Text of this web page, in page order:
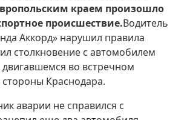
краем произошло
происшествие.Водитель
Аккорд» нарушил правила
столкновение с автомобилем
во встречном
Краснодара.
аварии не справился с